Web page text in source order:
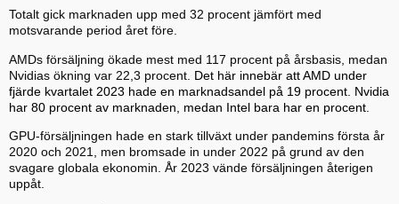
Totalt gick marknaden upp med 32 procent jämfört med
motsvarande period året före.
AMDs försäljning ökade mest med 117 procent på årsbasis, medan
Nvidias ökning var 22,3 procent. Det här innebär att AMD under
fjärde kvartalet 2023 hade en marknadsandel på 19 procent. Nvidia
har 80 procent av marknaden, medan Intel bara har en procent.
GPU-försäljningen hade en stark tillväxt under pandemins första år
2020 och 2021, men bromsade in under 2022 på grund av den
svagare globala ekonomin. År 2023 vände försäljningen återigen
uppåt.